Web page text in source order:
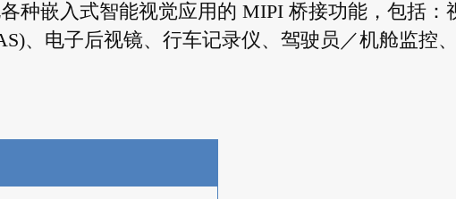
种嵌入式智能视觉应用的 MIPI 桥接功能，包括：
、电子后视镜、行车记录仪、驾驶员／机舱监控